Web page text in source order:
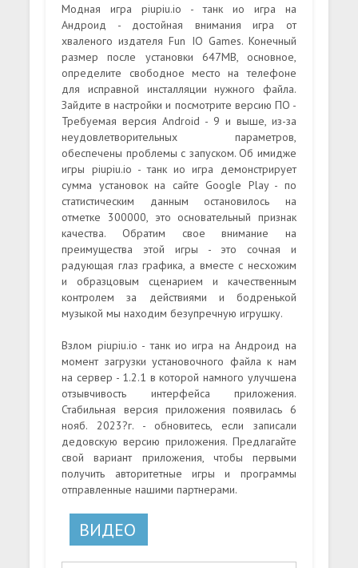
Модная игра piupiu.io - танк ио игра на
Андроид - достойная внимания игра от
хваленого издателя Fun IO Games. Конечный
размер после установки 647MB, основное,
определите свободное место на телефоне
для исправной инсталляции нужного файла.
Зайдите в настройки и посмотрите версию ПО -
Требуемая версия Android - 9 и выше, из-за
неудовлетворительных параметров,
обеспечены проблемы с запуском. Об имидже
игры piupiu.io - танк ио игра демонстрирует
сумма установок на сайте Google Play - по
статистическим данным остановилось на
отметке 300000, это основательный признак
качества. Обратим свое внимание на
преимущества этой игры - это сочная и
радующая глаз графика, а вместе с несхожим
и образцовым сценарием и качественным
контролем за действиями и бодренькой
музыкой мы находим безупречную игрушку.
Взлом piupiu.io - танк ио игра на Андроид на
момент загрузки установочного файла к нам
на сервер - 1.2.1 в которой намного улучшена
отзывчивость интерфейса приложения.
Стабильная версия приложения появилась 6
нояб. 2023?г. - обновитесь, если записали
дедовскую версию приложения. Предлагайте
свой вариант приложения, чтобы первыми
получить авторитетные игры и программы
отправленные нашими партнерами.
ВИДЕО